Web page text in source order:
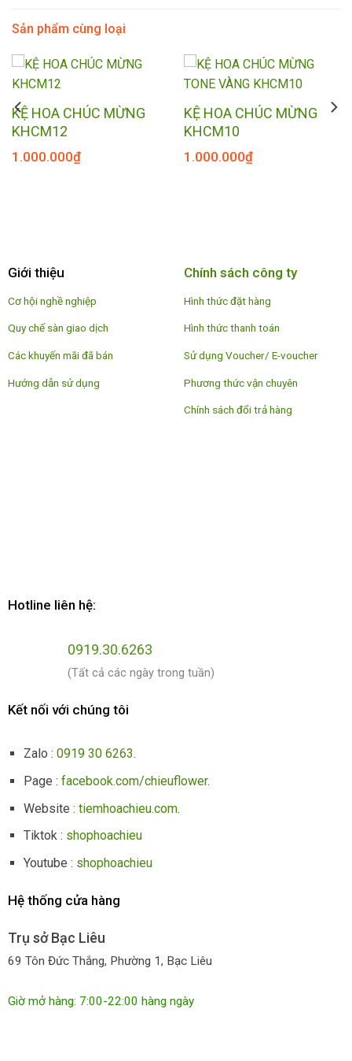
Sản phẩm cùng loại
KỆ HOA CHÚC MỪNG
KHCM12
1.000.000₫
KỆ HOA CHÚC MỪNG
KHCM10
1.000.000₫
Giới thiệu
Cơ hội nghề nghiệp
Quy chế sàn giao dịch
Các khuyến mãi đã bán
Hướng dẫn sử dụng
Chính sách công ty
Hình thức đặt hàng
Hình thức thanh toán
Sử dụng Voucher/ E-voucher
Phương thức vận chuyên
Chính sách đổi trả hàng
Hotline liên hệ:
0919.30.6263
(Tất cả các ngày trong tuần)
Kết nối với chúng tôi
Zalo :0919 30 6263.
Page :facebook.com/chieuflower.
Website :tiemhoachieu.com.
Tiktok : shophoachieu
Youtube : shophoachieu
Hệ thống cửa hàng
Trụ sở Bạc Liêu
69 Tôn Đức Thắng, Phường 1, Bạc Liêu
Giờ mở hàng: 7:00-22:00 hàng ngày